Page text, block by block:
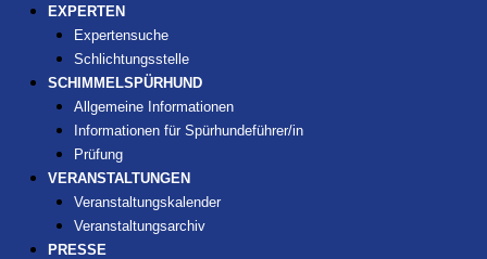
EXPERTEN
Expertensuche
Schlichtungsstelle
SCHIMMELSPÜRHUND
Allgemeine Informationen
Informationen für Spürhundeführer/in
Prüfung
VERANSTALTUNGEN
Veranstaltungskalender
Veranstaltungsarchiv
PRESSE